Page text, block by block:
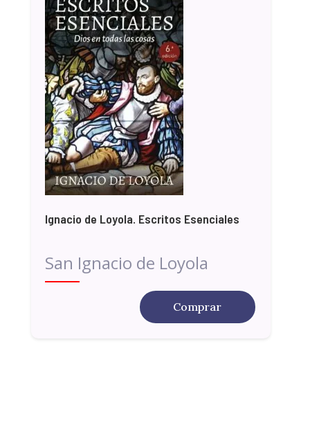
Ignacio de Loyola. Escritos Esenciales
San Ignacio de Loyola
Comprar